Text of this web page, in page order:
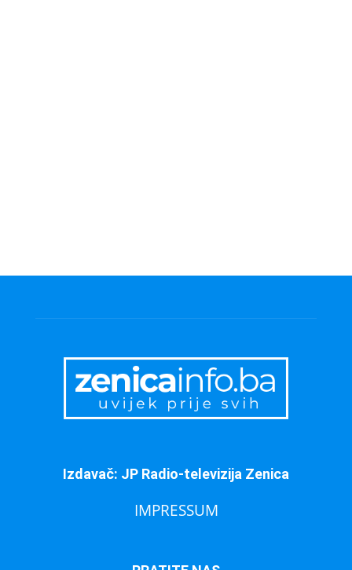
Izdavač: JP Radio-televizija Zenica
IMPRESSUM